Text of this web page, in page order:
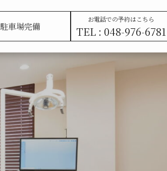
駐車場完備
お電話での予約はこちら
TEL : 048-976-6781